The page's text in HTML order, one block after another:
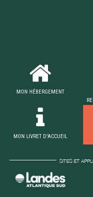
MON HÉBERGEMENT
MON LIVRET D'ACCUEIL
SITES ET